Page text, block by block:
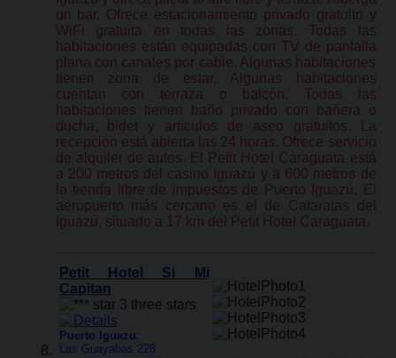
un bar. Ofrece estacionamiento privado gratuito y
WiFi gratuita en todas las zonas. Todas las
habitaciones están equipadas con TV de pantalla
plana con canales por cable. Algunas habitaciones
tienen zona de estar. Algunas habitaciones
cuentan con terraza o balcón. Todas las
habitaciones tienen baño privado con bañera o
ducha, bidet y artículos de aseo gratuitos. La
recepción está abierta las 24 horas. Ofrece servicio
de alquiler de autos. El Petit Hotel Caraguata está
a 200 metros del casino Iguazú y a 600 metros de
la tienda libre de impuestos de Puerto Iguazú. El
aeropuerto más cercano es el de Cataratas del
Iguazú, situado a 17 km del Petit Hotel Caraguata.
Petit Hotel Si Mi
Capitan
Puerto Iguazu:
Las Guayabas 228